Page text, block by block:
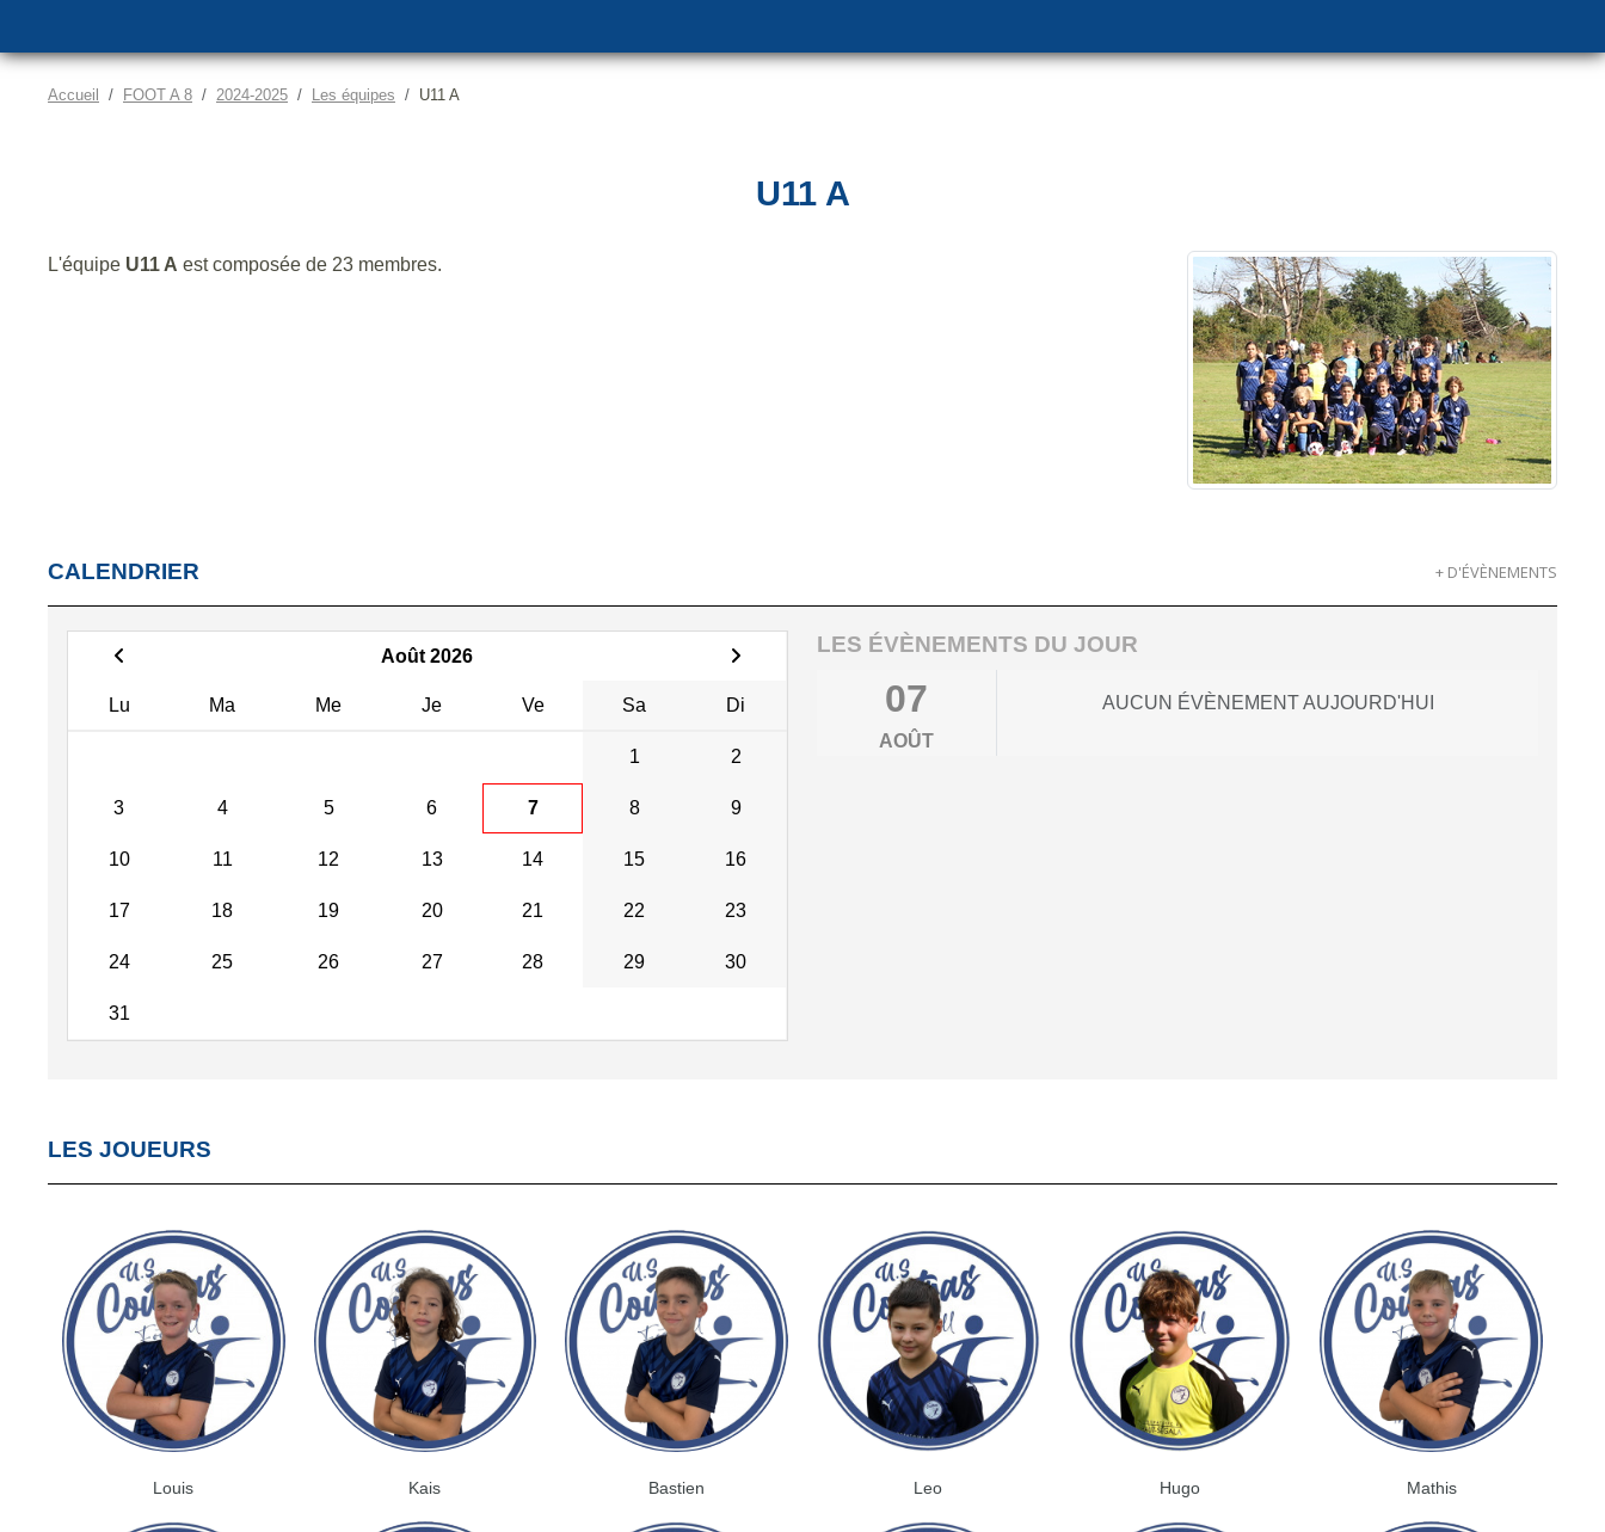
Accueil FOOT A 8 2024-2025 Les équipes U11 A
U11 A
L'équipe U11 A est composée de 23 membres.
CALENDRIER
Août 2026
Lu Ma Me Je Ve Sa Di
1 2
3 4 5 6 7 8 9
10 11 12 13 14 15 16
17 18 19 20 21 22 23
24 25 26 27 28 29 30
31
LES ÉVÈNEMENTS DU JOUR
07
AOÛT
AUCUN ÉVÈNEMENT AUJOURD'HUI
+ D'ÉVÈNEMENTS
LES JOUEURS
Louis Kais Bastien Leo Hugo Mathis